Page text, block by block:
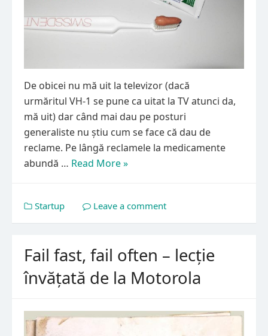
De obicei nu mă uit la televizor (dacă
urmăritul VH-1 se pune ca uitat la TV atunci da,
mă uit) dar când mai dau pe posturi
generaliste nu știu cum se face că dau de
reclame. Pe lângă reclamele la medicamente
abundă … Read More »
Startup Leave a comment
Fail fast, fail often – lecție
învățată de la Motorola